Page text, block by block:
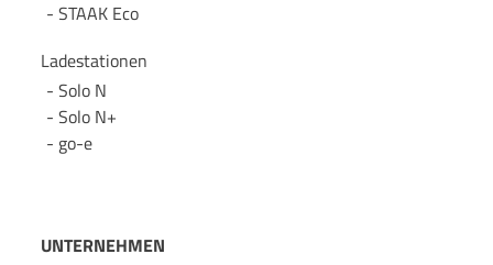
STAAK Eco
Ladestationen
Solo N
Solo N+
go-e
UNTERNEHMEN